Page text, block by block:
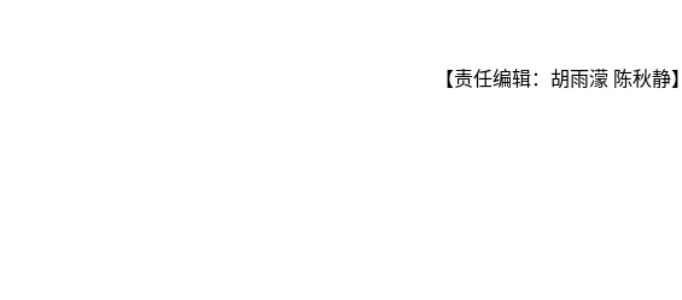
【责任编辑：胡雨濛 陈秋静】